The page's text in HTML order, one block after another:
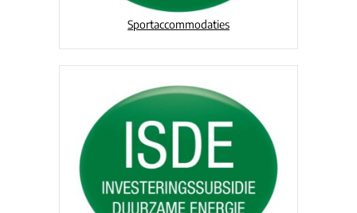
Sportaccommodaties